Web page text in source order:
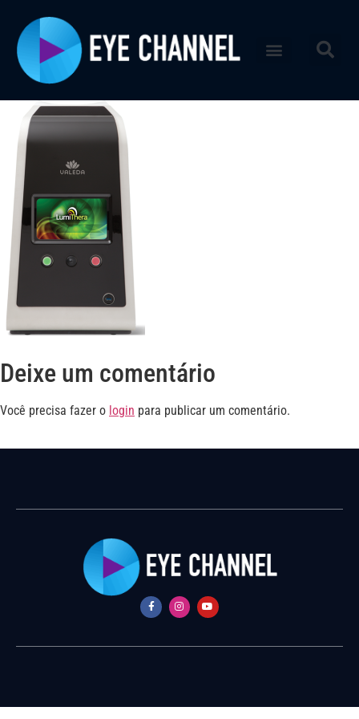
Deixe um comentário
Você precisa fazer o login para publicar um comentário.